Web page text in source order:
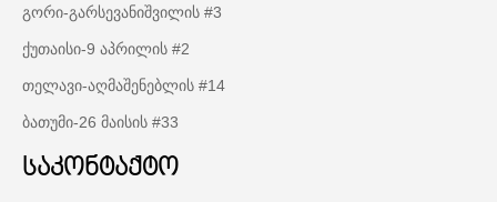
გორი-გარსევანიშვილის #3
ქუთაისი-9 აპრილის #2
თელავი-აღმაშენებლის #14
ბათუმი-26 მაისის #33
საკონტაქტო